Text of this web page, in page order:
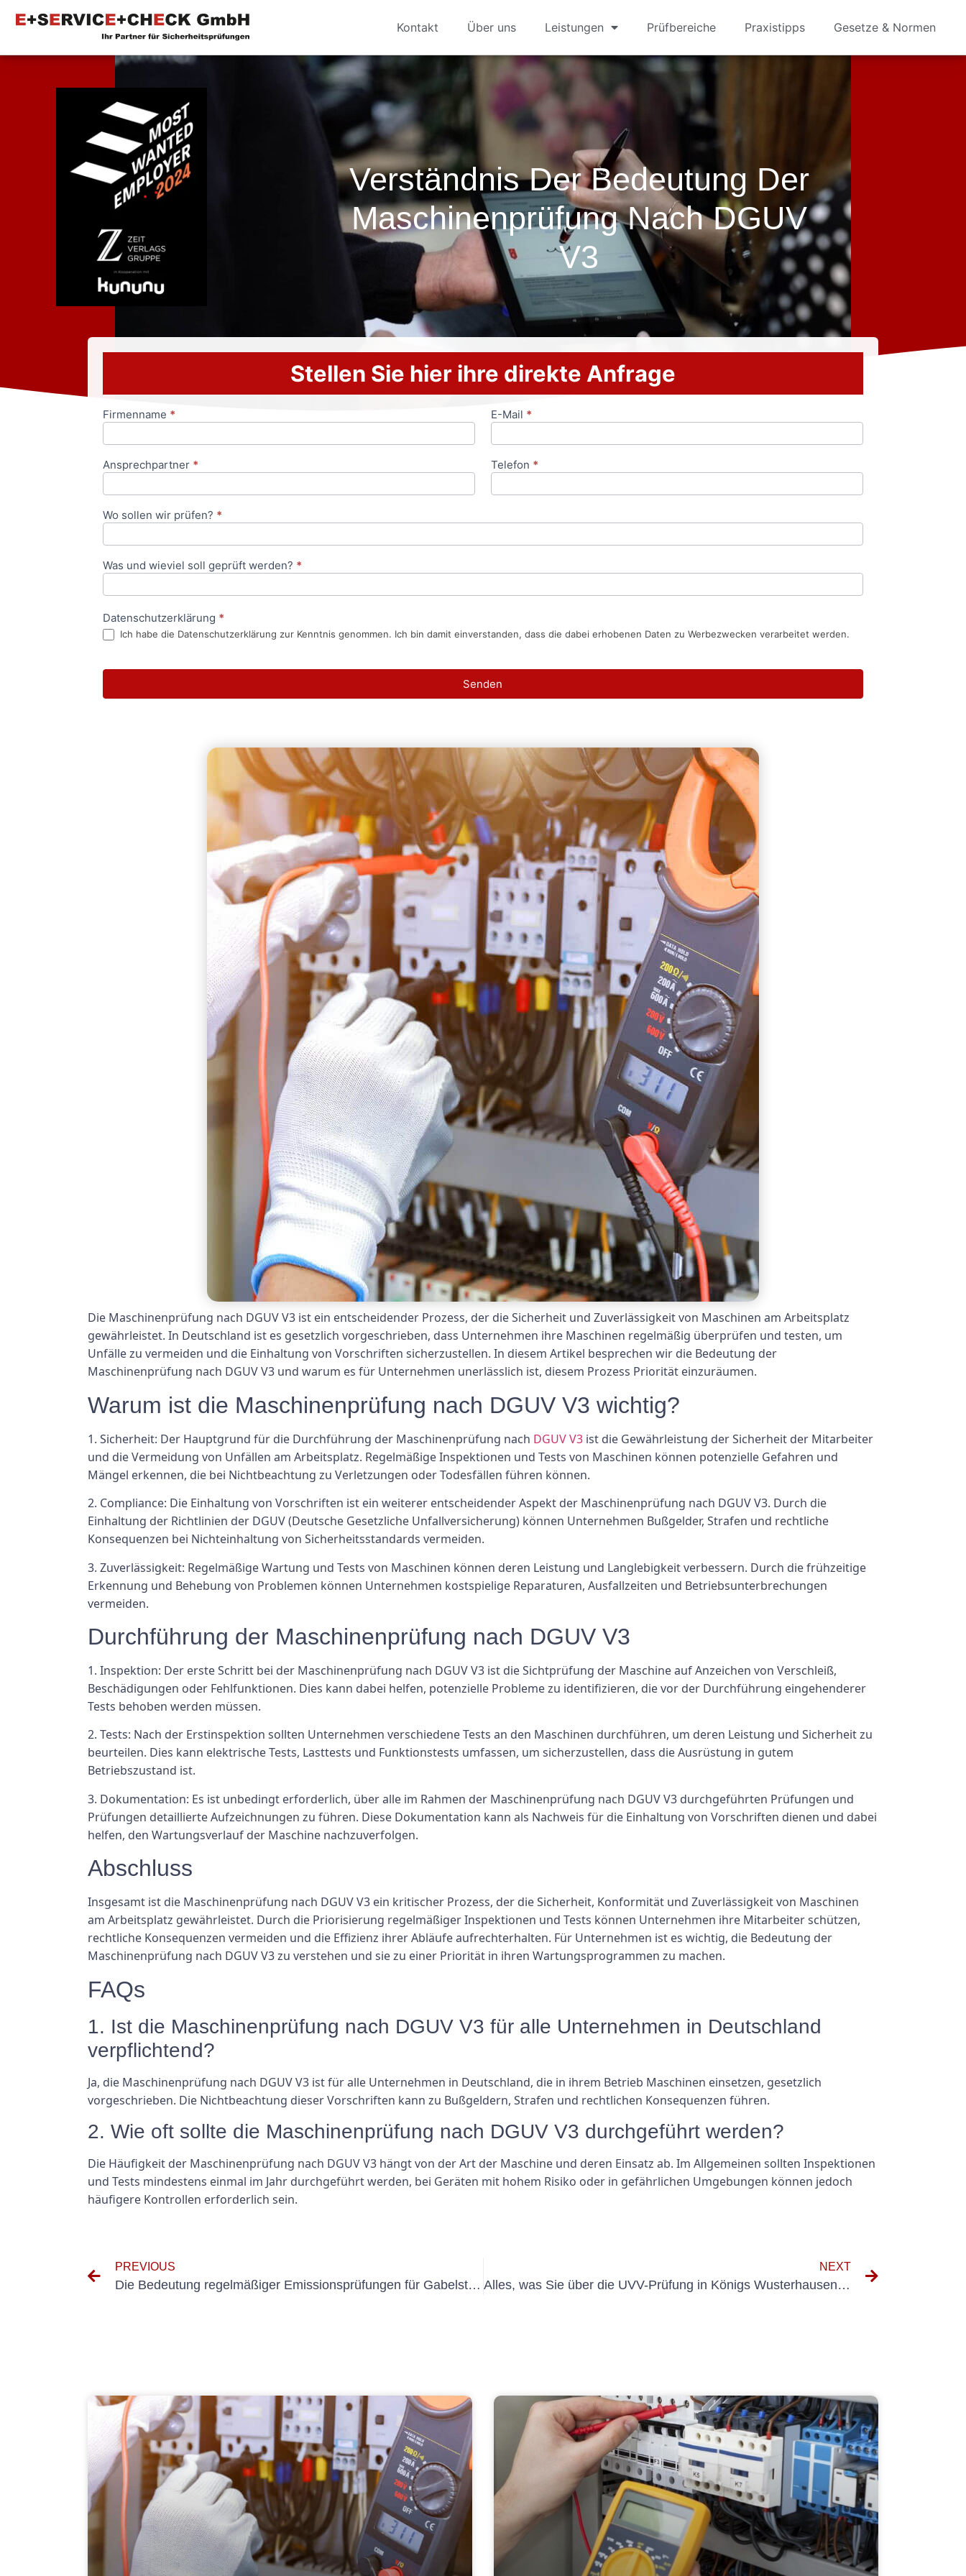
Kontakt Über uns Leistungen Prüfbereiche Praxistipps Gesetze & Normen
Verständnis Der Bedeutung Der
Maschinenprüfung Nach DGUV
V3
Stellen Sie hier ihre direkte Anfrage
Anfrageformular
Firmenname * E-Mail *
Ansprechpartner * Telefon *
Wo sollen wir prüfen? *
Was und wieviel soll geprüft werden? *
Datenschutzerklärung *
Ich habe die Datenschutzerklärung zur Kenntnis genommen. Ich bin damit einverstanden, dass die dabei erhobenen Daten zu Werbezwecken verarbeitet werden.
Senden
Die Maschinenprüfung nach DGUV V3 ist ein entscheidender Prozess, der die Sicherheit und Zuverlässigkeit von Maschinen am Arbeitsplatz
gewährleistet. In Deutschland ist es gesetzlich vorgeschrieben, dass Unternehmen ihre Maschinen regelmäßig überprüfen und testen, um
Unfälle zu vermeiden und die Einhaltung von Vorschriften sicherzustellen. In diesem Artikel besprechen wir die Bedeutung der
Maschinenprüfung nach DGUV V3 und warum es für Unternehmen unerlässlich ist, diesem Prozess Priorität einzuräumen.
Warum ist die Maschinenprüfung nach DGUV V3 wichtig?
1. Sicherheit: Der Hauptgrund für die Durchführung der Maschinenprüfung nach DGUV V3 ist die Gewährleistung der Sicherheit der Mitarbeiter
und die Vermeidung von Unfällen am Arbeitsplatz. Regelmäßige Inspektionen und Tests von Maschinen können potenzielle Gefahren und
Mängel erkennen, die bei Nichtbeachtung zu Verletzungen oder Todesfällen führen können.
2. Compliance: Die Einhaltung von Vorschriften ist ein weiterer entscheidender Aspekt der Maschinenprüfung nach DGUV V3. Durch die
Einhaltung der Richtlinien der DGUV (Deutsche Gesetzliche Unfallversicherung) können Unternehmen Bußgelder, Strafen und rechtliche
Konsequenzen bei Nichteinhaltung von Sicherheitsstandards vermeiden.
3. Zuverlässigkeit: Regelmäßige Wartung und Tests von Maschinen können deren Leistung und Langlebigkeit verbessern. Durch die frühzeitige
Erkennung und Behebung von Problemen können Unternehmen kostspielige Reparaturen, Ausfallzeiten und Betriebsunterbrechungen
vermeiden.
Durchführung der Maschinenprüfung nach DGUV V3
1. Inspektion: Der erste Schritt bei der Maschinenprüfung nach DGUV V3 ist die Sichtprüfung der Maschine auf Anzeichen von Verschleiß,
Beschädigungen oder Fehlfunktionen. Dies kann dabei helfen, potenzielle Probleme zu identifizieren, die vor der Durchführung eingehenderer
Tests behoben werden müssen.
2. Tests: Nach der Erstinspektion sollten Unternehmen verschiedene Tests an den Maschinen durchführen, um deren Leistung und Sicherheit zu
beurteilen. Dies kann elektrische Tests, Lasttests und Funktionstests umfassen, um sicherzustellen, dass die Ausrüstung in gutem
Betriebszustand ist.
3. Dokumentation: Es ist unbedingt erforderlich, über alle im Rahmen der Maschinenprüfung nach DGUV V3 durchgeführten Prüfungen und
Prüfungen detaillierte Aufzeichnungen zu führen. Diese Dokumentation kann als Nachweis für die Einhaltung von Vorschriften dienen und dabei
helfen, den Wartungsverlauf der Maschine nachzuverfolgen.
Abschluss
Insgesamt ist die Maschinenprüfung nach DGUV V3 ein kritischer Prozess, der die Sicherheit, Konformität und Zuverlässigkeit von Maschinen
am Arbeitsplatz gewährleistet. Durch die Priorisierung regelmäßiger Inspektionen und Tests können Unternehmen ihre Mitarbeiter schützen,
rechtliche Konsequenzen vermeiden und die Effizienz ihrer Abläufe aufrechterhalten. Für Unternehmen ist es wichtig, die Bedeutung der
Maschinenprüfung nach DGUV V3 zu verstehen und sie zu einer Priorität in ihren Wartungsprogrammen zu machen.
FAQs
1. Ist die Maschinenprüfung nach DGUV V3 für alle Unternehmen in Deutschland
verpflichtend?
Ja, die Maschinenprüfung nach DGUV V3 ist für alle Unternehmen in Deutschland, die in ihrem Betrieb Maschinen einsetzen, gesetzlich
vorgeschrieben. Die Nichtbeachtung dieser Vorschriften kann zu Bußgeldern, Strafen und rechtlichen Konsequenzen führen.
2. Wie oft sollte die Maschinenprüfung nach DGUV V3 durchgeführt werden?
Die Häufigkeit der Maschinenprüfung nach DGUV V3 hängt von der Art der Maschine und deren Einsatz ab. Im Allgemeinen sollten Inspektionen
und Tests mindestens einmal im Jahr durchgeführt werden, bei Geräten mit hohem Risiko oder in gefährlichen Umgebungen können jedoch
häufigere Kontrollen erforderlich sein.
PREVIOUS
Die Bedeutung regelmäßiger Emissionsprüfungen für Gabelstapler
NEXT
Alles, was Sie über die UVV-Prüfung in Königs Wusterhausen wissen müssen